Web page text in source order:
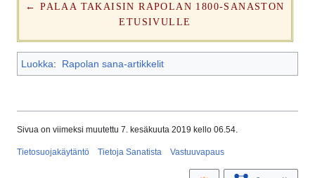
← PALAA TAKAISIN RAPOLAN 1800-SANASTON
ETUSIVULLE
Luokka: Rapolan sana-artikkelit
Sivua on viimeksi muutettu 7. kesäkuuta 2019 kello 06.54.
Tietosuojakäytäntö Tietoja Sanatista Vastuuvapaus